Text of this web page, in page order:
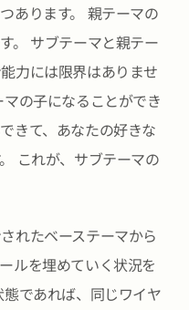
あります。 親テーマの
。 サブテーマと親テー
力には限界はありませ
の子になることができ
きて、あなたの好きな
これが、サブテーマの
れたベーステーマから
ルを埋めていく状況を
であれば、同じワイヤ